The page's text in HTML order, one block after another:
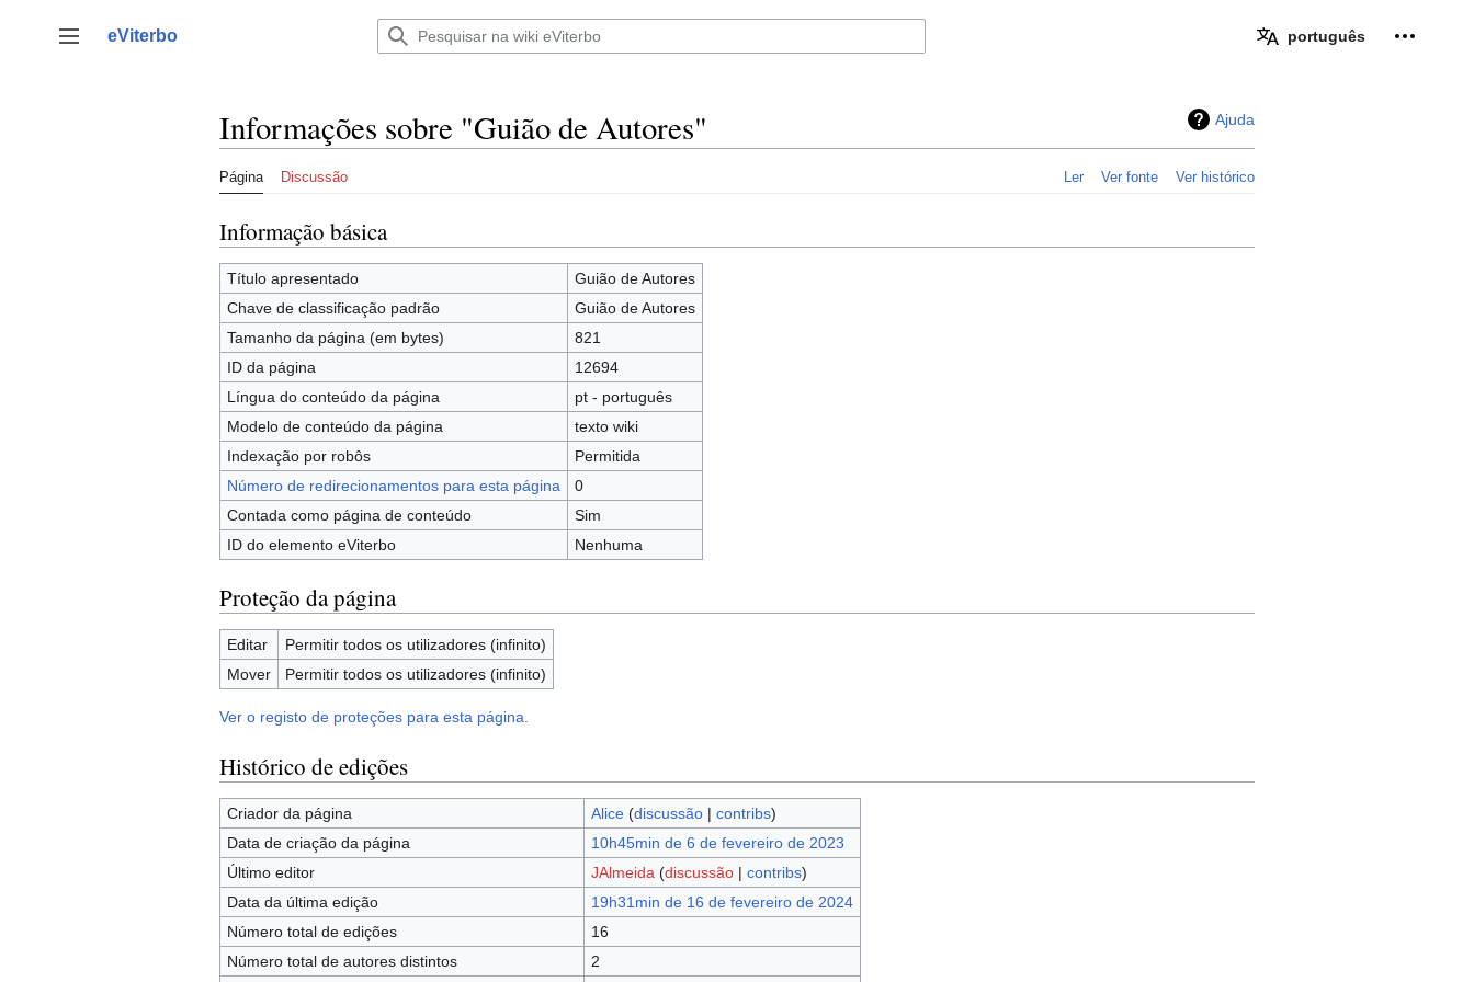
para
Alternar barra lateral
eViterbo português
Ajuda
Informações sobre "Guião de Autores"
Página Discussão Ler Ver fonte Ver histórico
Informação básica
Título apresentado
Guião de Autores
Chave de classificação padrão
Guião de Autores
Tamanho da página (em bytes)
821
ID da página
12694
Língua do conteúdo da página
pt - português
Modelo de conteúdo da página
texto wiki
Indexação por robôs
Permitida
Número de redirecionamentos para esta página
0
Contada como página de conteúdo
Sim
ID do elemento eViterbo
Nenhuma
Proteção da página
Editar
Permitir todos os utilizadores (infinito)
Mover
Permitir todos os utilizadores (infinito)
Ver o registo de proteções para esta página.
Histórico de edições
Criador da página Alice (discussão| contribs)
Data de criação da página
10h45min de 6 de fevereiro de 2023
Último editor
JAlmeida (discussão| contribs)
Data da última edição
19h31min de 16 de fevereiro de 2024
Número total de edições
16
Número total de autores distintos
2